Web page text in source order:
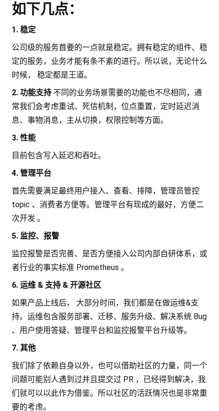
如下几点：
1. 稳定
公司级的服务首要的一点就是稳定。拥有稳定的组件、稳
定的服务，业务才能有条不紊的进行。所以说，无论什么
时候， 稳定都是王道。
2. 功能支持 不同的业务场景需要的功能也不尽相同，通
常我们会考虑重试、死信机制，位点重置，定时延迟消
息、事物消息，主从切换，权限控制等方面。
3. 性能
目前包含写入延迟和吞吐。
4. 管理平台
首先需要满足最终用户接入、查看、排障，管理员管控
topic 、消费者方便等。管理平台有现成的最好，方便二
次开发 。
5. 监控、报警
监控报警是否完善、是否方便接入公司内部自研体系，或
者行业的事实标准 Prometheus 。
6. 运维 & 支持 & 开源社区
如果产品上线后， 大部分时间，我们都是在做运维&支
持。运维包含服务部署、迁移、服务升级、解决系统 Bug
、用户使用答疑、管理平台和监控报警平台升级等。
7. 其他
我们除了依赖自身以外，也可以借助社区的力量，同一个
问题可能别人遇到过并且提交过 PR ，已经得到解决，我
们就可以以此作为借鉴。所以社区的活跃情况也是非常重
要的考虑。